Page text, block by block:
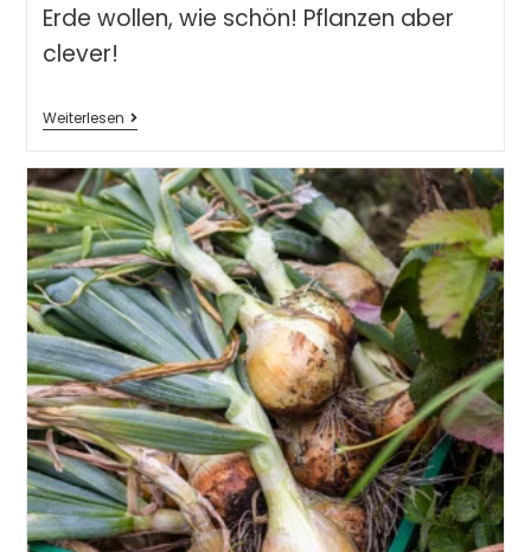
Erde wollen, wie schön! Pflanzen aber
clever!
Weiterlesen